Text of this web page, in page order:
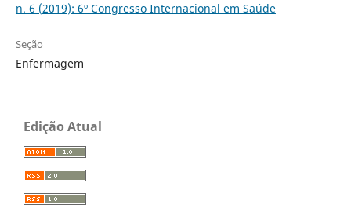
n. 6 (2019): 6º Congresso Internacional em Saúde
Seção
Enfermagem
Edição Atual